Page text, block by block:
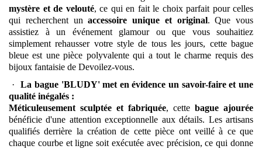
mystère et de velouté, ce qui en fait le choix parfait pour celles
qui recherchent unaccessoire unique et original. Que vous
assistiez à un événement glamour ou que vous souhaitiez
simplement rehausser votre style de tous les jours, cette bague
bleue est une pièce polyvalente qui a tout le charme requis des
bijoux fantaisie de Devoilez-vous.
·
La bague 'BLUDY' met en évidence un savoir-faire et une
qualité inégalés :
Méticuleusement sculptée et fabriquée, cette bague ajourée
bénéficie d'une attention exceptionnelle aux détails. Les artisans
qualifiés derrière la création de cette pièce ont veillé à ce que
chaque courbe et ligne soit exécutée avec précision, ce qui donne